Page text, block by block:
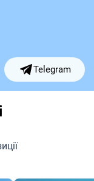
Telegram